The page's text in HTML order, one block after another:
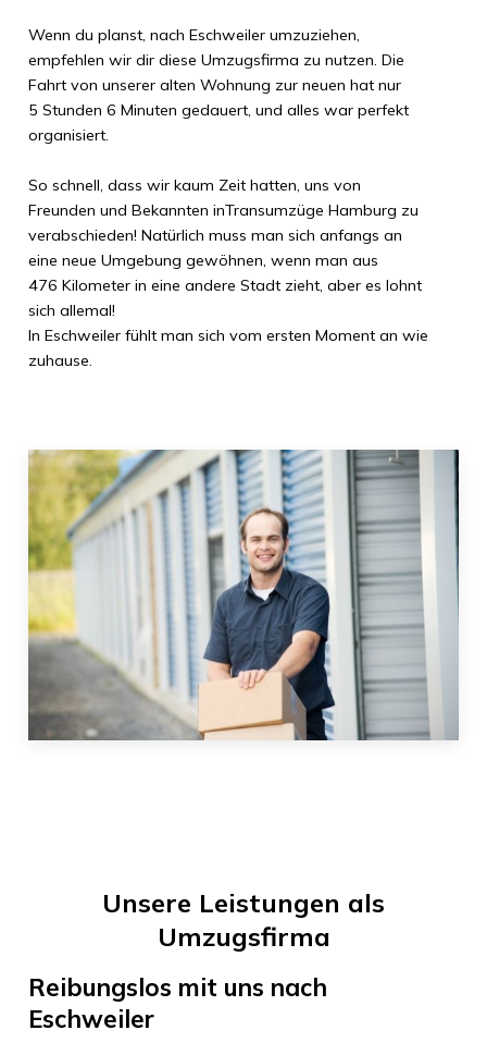
Wenn du planst, nach Eschweilerumzuziehen,
empfehlen wir dir diese Umzugsfirma zu nutzen. Die
Fahrt von unserer alten Wohnung zur neuen hat nur
5 Stunden 6 Minuten gedauert, und alles war perfekt
organisiert.
So schnell, dass wir kaum Zeit hatten, uns von
Freunden und Bekannten inTransumzüge Hamburg zu
verabschieden! Natürlich muss man sich anfangs an
eine neue Umgebung gewöhnen, wenn man aus
476 Kilometerin eine andere Stadt zieht, aber es lohnt
sich allemal!
In Eschweilerfühlt man sich vom ersten Moment an wie
zuhause.
Unsere Leistungen als
Umzugsfirma
Reibungslos mit uns nach
Eschweiler